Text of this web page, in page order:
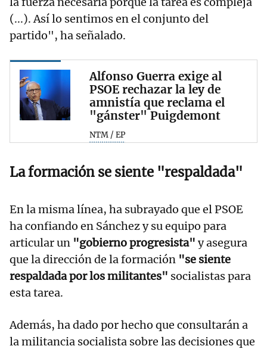
(...). Así lo sentimos en el conjunto del
partido", ha señalado.
Alfonso Guerra exige al
PSOE rechazar la ley de
amnistía que reclama el
"gánster" Puigdemont
NTM / EP
La formación se siente "respaldada"
En la misma línea, ha subrayado que el PSOE
ha confiando en Sánchez y su equipo para
articular un "gobierno progresista" y asegura
que la dirección de la formación "se siente
respaldada por los militantes" socialistas para
esta tarea.
Además, ha dado por hecho que consultarán a
la militancia socialista sobre las decisiones que